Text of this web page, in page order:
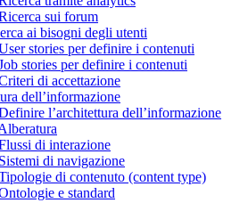
sui forum
ai bisogni degli utenti
stories per definire i contenuti
stories per definire i contenuti
di accettazione
dell’informazione
l’architettura dell’informazione
di interazione
di navigazione
di contenuto (content type)
e standard